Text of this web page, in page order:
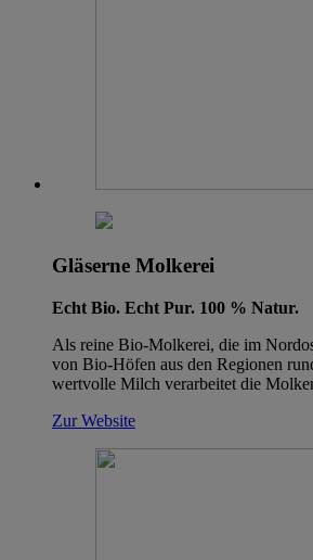
Gläserne Molkerei
Echt Bio. Echt Pur. 100 % Natur.
Als reine Bio-Molkerei, die im
von Bio-Höfen aus den Regionen
wertvolle Milch verarbeitet die
Zur Website